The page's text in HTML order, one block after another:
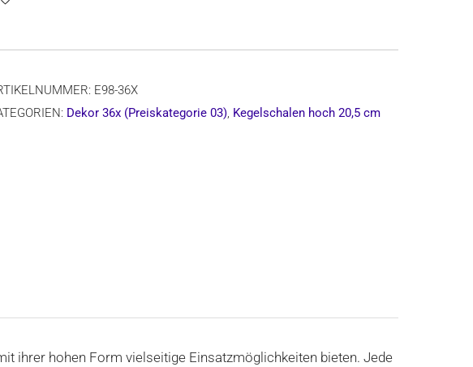
36x
Ø
20,5
E98-36X
Dekor 36x (Preiskategorie 03), Kegelschalen hoch 20,5 cm
ihrer hohen Form vielseitige Einsatzmöglichkeiten bieten. Jede